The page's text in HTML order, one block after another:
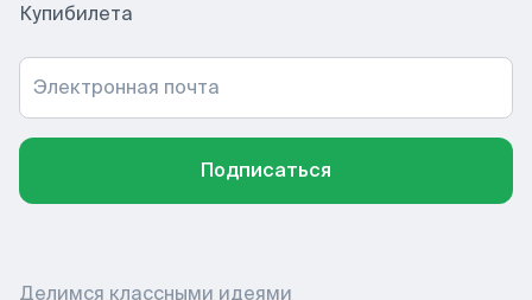
Купибилета
Электронная почта
Подписаться
Делимся классными идеями